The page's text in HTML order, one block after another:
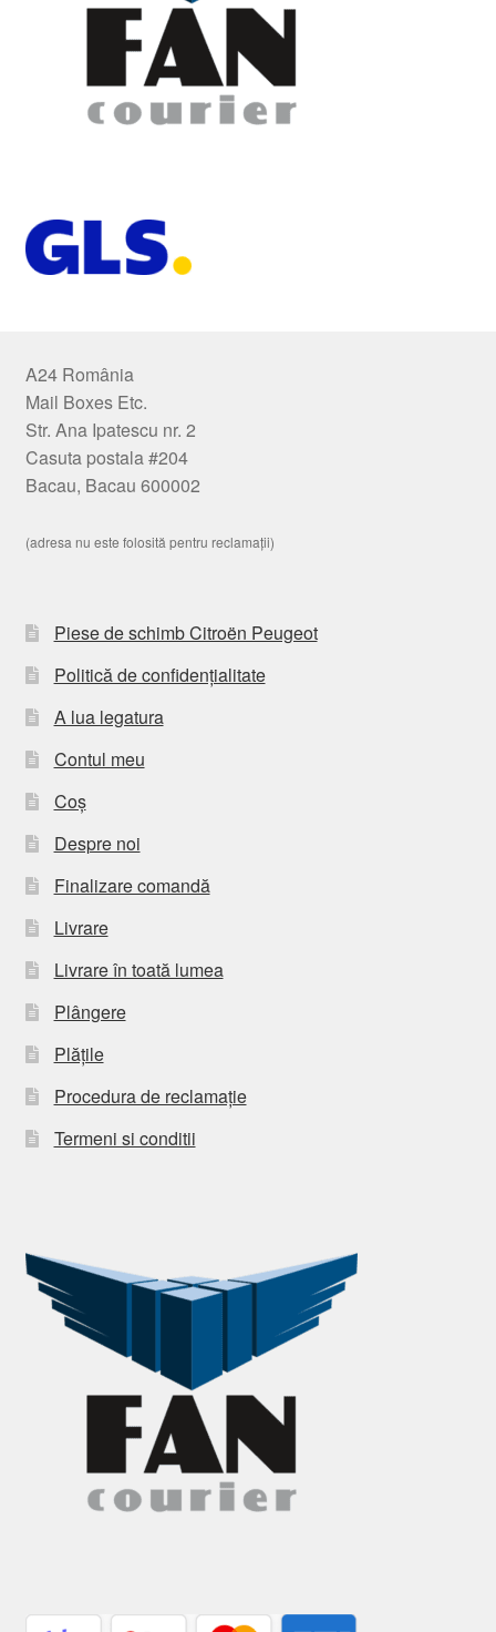
A24 România
Mail Boxes Etc.
Str. Ana Ipatescu nr. 2
Casuta postala #204
Bacau, Bacau 600002
(adresa nu este folosită pentru reclamații)
Piese de schimb Citroën Peugeot
Politică de confidențialitate
A lua legatura
Contul meu
Coș
Despre noi
Finalizare comandă
Livrare
Livrare în toată lumea
Plângere
Plățile
Procedura de reclamație
Termeni si conditii